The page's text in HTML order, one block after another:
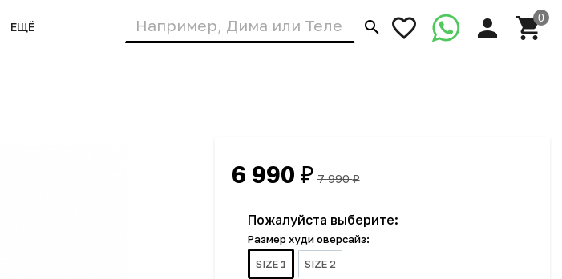
ЕЩЁ
6 990 ₽ 7 990₽
Пожалуйста выберите:
Размер худи оверсайз:
SIZE 1
SIZE 2